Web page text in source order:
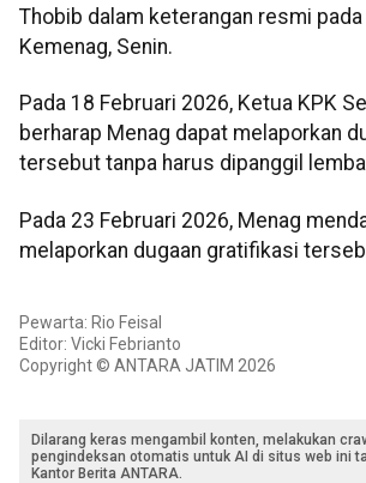
Thobib dalam keterangan resmi pada
Kemenag, Senin.
Pada 18 Februari 2026, Ketua KPK
berharap Menag dapat melaporkan
tersebut tanpa harus dipanggil
Pada 23 Februari 2026, Menag
melaporkan dugaan gratifikasi
Pewarta: Rio Feisal
Editor: Vicki Febrianto
Copyright © ANTARA JATIM 2026
Dilarang keras mengambil konten, melakukan
pengindeksan otomatis untuk AI di situs web ini
Kantor Berita ANTARA.